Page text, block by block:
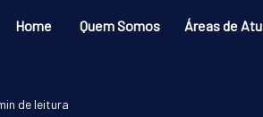
Home Quem Somos Áreas de
de leitura